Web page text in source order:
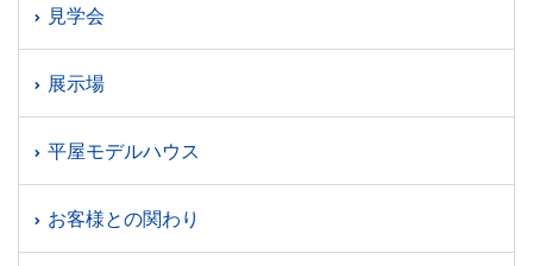
見学会
展示場
平屋モデルハウス
お客様との関わり